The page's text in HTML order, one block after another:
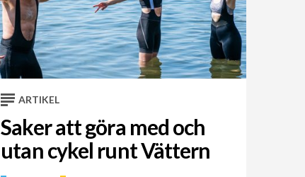
ARTIKEL
Saker att göra med och
utan cykel runt Vättern